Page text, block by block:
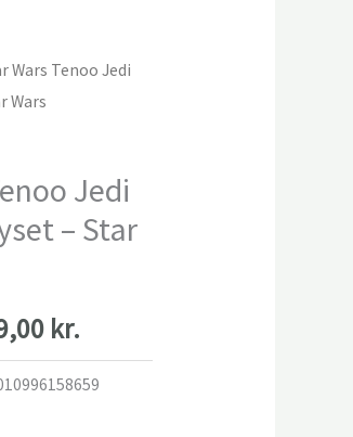
Wars Tenoo Jedi
Wars
Jedi
– Star
kr.Den
aktuelle